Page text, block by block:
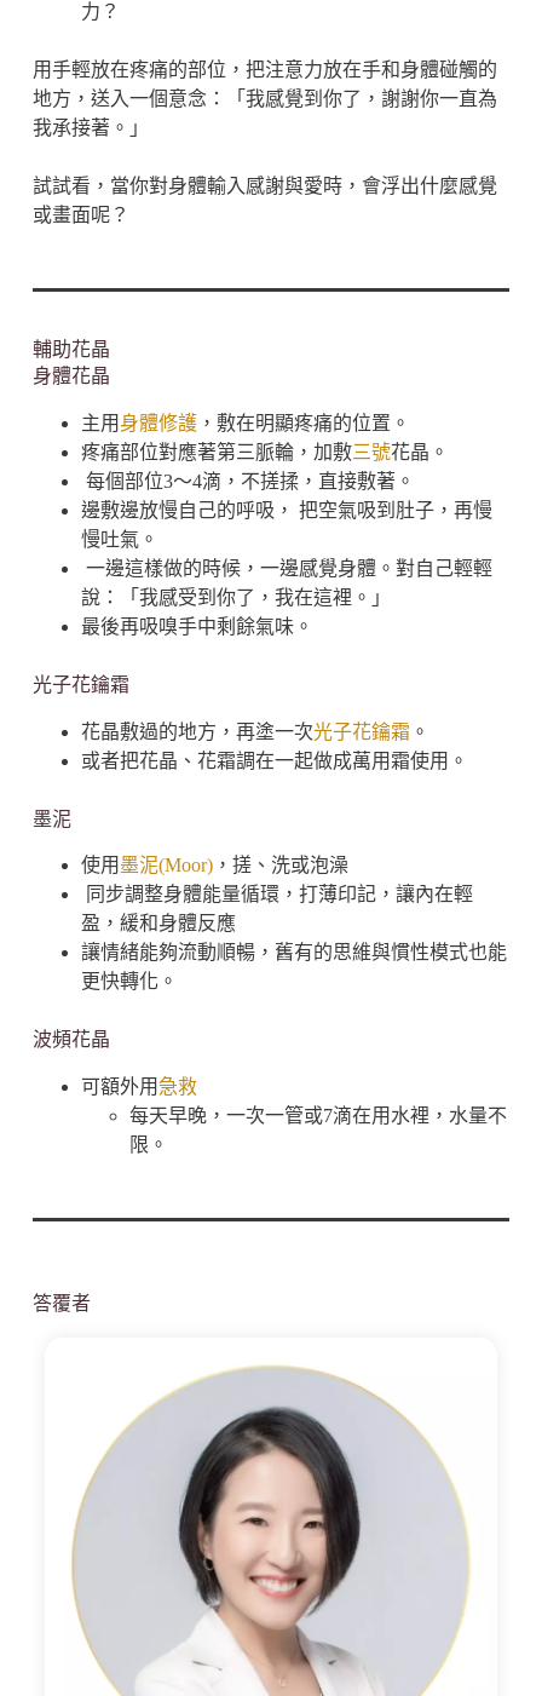
力？
用手輕放在疼痛的部位，把注意力放在手和身體碰觸的
地方，送入一個意念：「我感覺到你了，謝謝你一直為
我承接著。」
試試看，當你對身體輸入感謝與愛時，會浮出什麼感覺
或畫面呢？
輔助花晶
身體花晶
主用 身體修護，敷在明顯疼痛的位置。
疼痛部位對應著第三脈輪，加敷三號花晶。
每個部位3～4滴，不搓揉，直接敷著。
邊敷邊放慢自己的呼吸， 把空氣吸到肚子，再慢
慢吐氣。
一邊這樣做的時候，一邊感覺身體。對自己輕輕
說：「我感受到你了，我在這裡。」
最後再吸嗅手中剩餘氣味。
光子花鑰霜
花晶敷過的地方，再塗一次光子花鑰霜 。
或者把花晶、花霜調在一起做成萬用霜使用。
墨泥
使用 墨泥(Moor)，搓、洗或泡澡
同步調整身體能量循環，打薄印記，讓內在輕
盈，緩和身體反應
讓情緒能夠流動順暢，舊有的思維與慣性模式也能
更快轉化。
波頻花晶
可額外用急救
每天早晚，一次一管或7滴在用水裡，水量不
限。
答覆者